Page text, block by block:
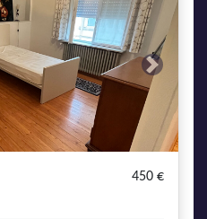
Next
450 €